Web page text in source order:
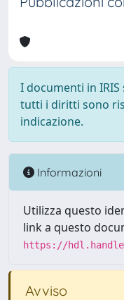
I documenti in
tutti i diritti sono
indicazione.
Informazioni
Utilizza questo
link a questo
https://
Avviso